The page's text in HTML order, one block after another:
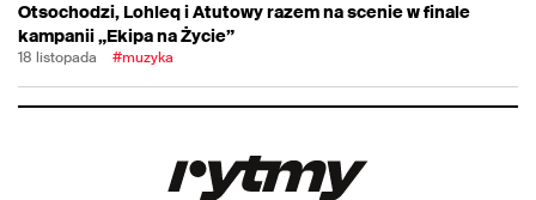
Otsochodzi, Lohleq i Atutowy razem na scenie w finale
kampanii „Ekipa na Życie”
18 listopada #muzyka